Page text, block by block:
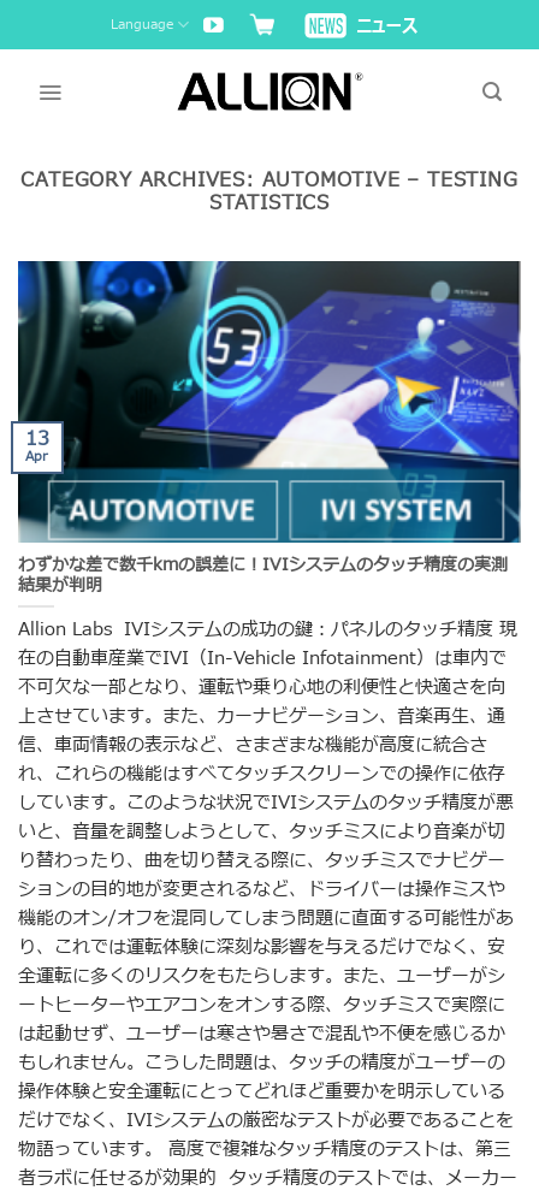
to
Language
CATEGORY ARCHIVES: AUTOMOTIVE – TESTING
STATISTICS
わずかな差で数千kmの誤差に！IVIシステムのタッチ精度の実測
結果が判明
Allion Labs IVIシステムの成功の鍵：パネルのタッチ精度 現
在の自動車産業でIVI（In-Vehicle Infotainment）は車内で
不可欠な一部となり、運転や乗り心地の利便性と快適さを向
上させています。また、カーナビゲーション、音楽再生、通
信、車両情報の表示など、さまざまな機能が高度に統合さ
れ、これらの機能はすべてタッチスクリーンでの操作に依存
しています。このような状況でIVIシステムのタッチ精度が悪
いと、音量を調整しようとして、タッチミスにより音楽が切
り替わったり、曲を切り替える際に、タッチミスでナビゲー
ションの目的地が変更されるなど、ドライバーは操作ミスや
機能のオン/オフを混同してしまう問題に直面する可能性があ
り、これでは運転体験に深刻な影響を与えるだけでなく、安
全運転に多くのリスクをもたらします。また、ユーザーがシ
ートヒーターやエアコンをオンする際、タッチミスで実際に
は起動せず、ユーザーは寒さや暑さで混乱や不便を感じるか
もしれません。こうした問題は、タッチの精度がユーザーの
操作体験と安全運転にとってどれほど重要かを明示している
だけでなく、IVIシステムの厳密なテストが必要であることを
物語っています。 高度で複雑なタッチ精度のテストは、第三
者ラボに任せるが効果的 タッチ精度のテストでは、メーカー
13
Apr